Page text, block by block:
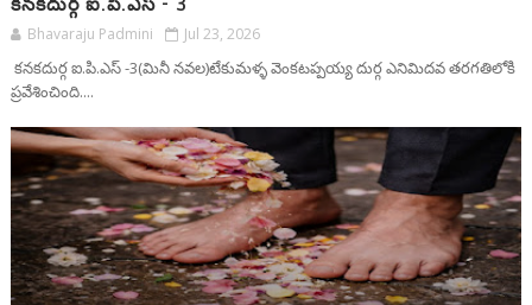
కనకదుర్గ ఐ.పి.ఎస్ - 3
Bhavaraju Padmini Jul 23, 2026
కనకదుర్గ ఐ.పి.ఎస్ -3(మినీ నవల)టేకుమళ్ళ వెంకటప్పయ్య దుర్గ ఎనిమిదవ తరగతిలోకి
ప్రవేశించింది....